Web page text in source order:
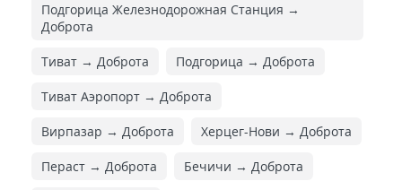
Подгорица Железнодорожная Cтанция →
Доброта
Тиват → Доброта Подгорица → Доброта
Тиват Аэропорт → Доброта
Вирпазар → Доброта Херцег-Нови → Доброта
Пераст → Доброта Бечичи → Доброта